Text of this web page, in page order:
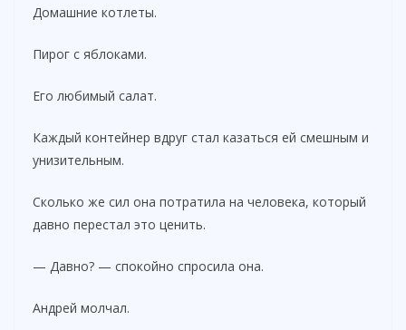
Домашние котлеты.
Пирог с яблоками.
Его любимый салат.
Каждый контейнер вдруг стал казаться ей смешным и
унизительным.
Сколько же сил она потратила на человека, который
давно перестал это ценить.
— Давно? — спокойно спросила она.
Андрей молчал.